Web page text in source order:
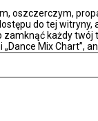
oszczerczym,
do tej
zamknąć każdy
Mix Chart”,